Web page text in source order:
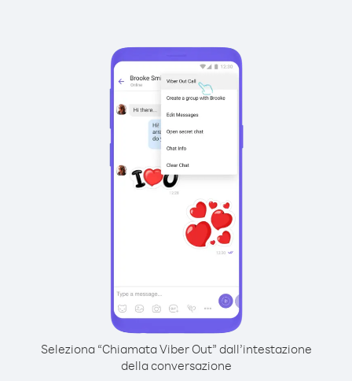
Seleziona “Chiamata Viber Out” dall’intestazione
della conversazione